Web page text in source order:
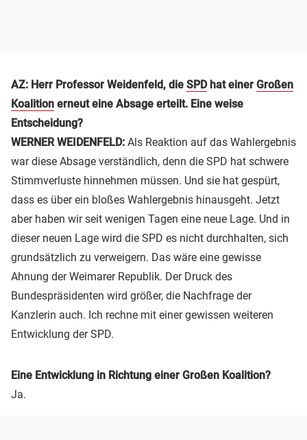
AZ: Herr Professor Weidenfeld, die SPDhat einer Großen
Koalition erneut eine Absage erteilt. Eine weise
Entscheidung?
WERNER WEIDENFELD: Als Reaktion auf das Wahlergebnis
war diese Absage verständlich, denn die SPD hat schwere
Stimmverluste hinnehmen müssen. Und sie hat gespürt,
dass es über ein bloßes Wahlergebnis hinausgeht. Jetzt
aber haben wir seit wenigen Tagen eine neue Lage. Und in
dieser neuen Lage wird die SPD es nicht durchhalten, sich
grundsätzlich zu verweigern. Das wäre eine gewisse
Ahnung der Weimarer Republik. Der Druck des
Bundespräsidenten wird größer, die Nachfrage der
Kanzlerin auch. Ich rechne mit einer gewissen weiteren
Entwicklung der SPD.
Eine Entwicklung in Richtung einer Großen Koalition?
Ja.